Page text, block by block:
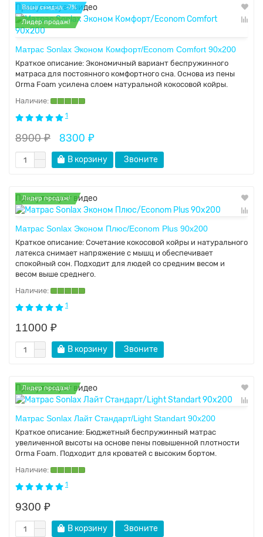
Присутствует видео
Ваша скидка: -7%
Лидер продаж!
Матрас Sonlax Эконом Комфорт/Econom Comfort 90x200
Краткое описание: Экономичный вариант беспружинного
матраса для постоянного комфортного сна. Основа из пены
Orma Foam усилена слоем натуральной кокосовой койры.
1
8900 ₽ 8300 ₽
В корзину Звоните
Присутствует видео
Лидер продаж!
Матрас Sonlax Эконом Плюс/Econom Plus 90x200
Краткое описание: Сочетание кокосовой койры и натурального
латекса снимает напряжение с мышц и обеспечивает
спокойный сон. Подходит для людей со средним весом и
весом выше среднего.
1
11000 ₽
В корзину Звоните
Присутствует видео
Лидер продаж!
Матрас Sonlax Лайт Стандарт/Light Standart 90x200
Краткое описание: Бюджетный беспружинный матрас
увеличенной высоты на основе пены повышенной плотности
Orma Foam. Подходит для кроватей с высоким бортом.
1
9300 ₽
В корзину Звоните